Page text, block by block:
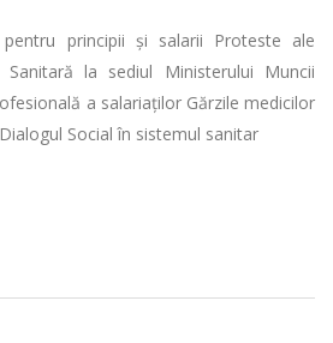
principii și salarii Proteste ale
Sanitară la sediul Ministerului Muncii
a salariaților Gărzile medicilor
Social în sistemul sanitar